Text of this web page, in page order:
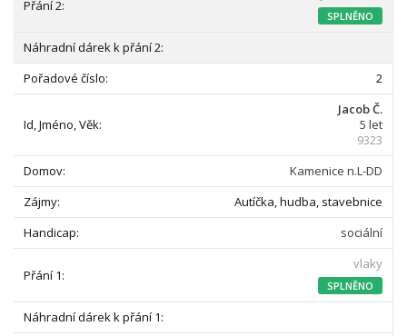
SPLNĚNO
2
Jacob Č.
5 let
9323
Kamenice n.L-DD
Autíčka, hudba, stavebnice
sociální
vlaky
SPLNĚNO